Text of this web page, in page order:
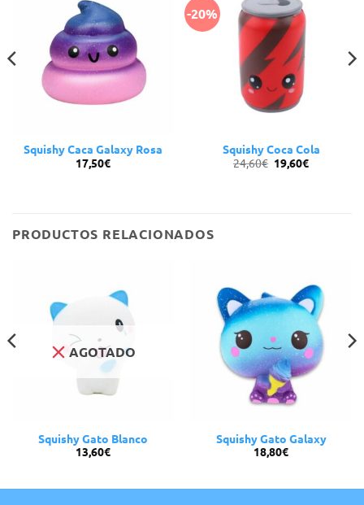
Squishy Caca Galaxy Rosa
17,50€
-20%
Squishy Coca Cola
24,60€ El
precio
19,60€El
precio
PRODUCTOS RELACIONADOS
AGOTADO
Squishy Gato Blanco
13,60€
Squishy Gato Galaxy
18,80€